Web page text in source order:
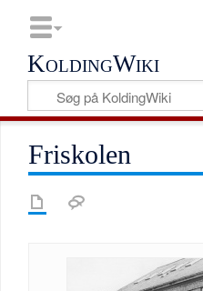
KoldingWiki
Friskolen